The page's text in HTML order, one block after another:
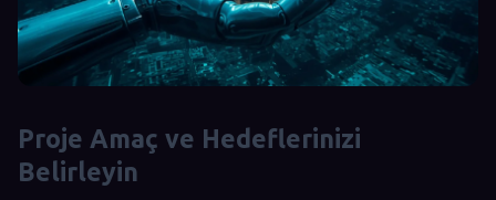
Proje Amaç ve Hedeflerinizi
Belirleyin